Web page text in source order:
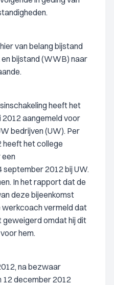
van belang bijstand
bijstand (WWB) naar
heeft het
2012 aangemeld voor
bedrijven (UW). Per
heeft het college
een
2012 bij UW.
In het rapport dat de
deze bijeenkomst
vermeld dat
omdat hij dit
hem.
na bezwaar
12 december 2012